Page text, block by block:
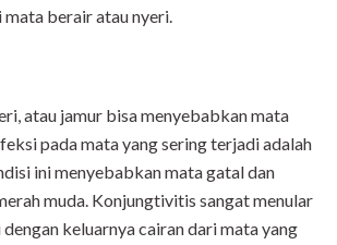
berair atau nyeri.
atau jamur bisa menyebabkan mata
pada mata yang sering terjadi adalah
ini menyebabkan mata gatal dan
muda. Konjungtivitis sangat menular
keluarnya cairan dari mata yang